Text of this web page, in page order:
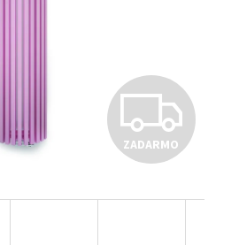
Z
A
ZADARMO